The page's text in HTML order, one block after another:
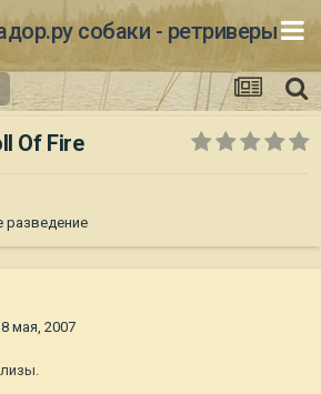
собаки - ретриверы
Of Fire
разведение
8 мая, 2007